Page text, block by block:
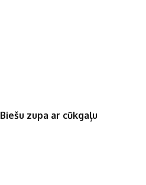
Biešu zupa ar cūkgaļu